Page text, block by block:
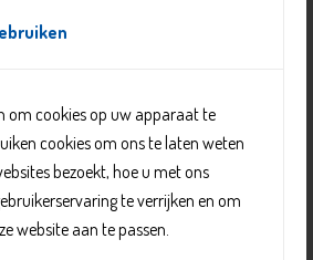
om cookies op uw apparaat te
cookies om ons te laten weten
bezoekt, hoe u met ons
te verrijken en om
website aan te passen.
zijn de manieren die jou helpen
omgaan met kritiek, luisteren
en omgaan met gevoelens. Je
van je ouders, op school en door
mensen en kinderen. Maar niet
sociale vaardigheden. Het kan zijn